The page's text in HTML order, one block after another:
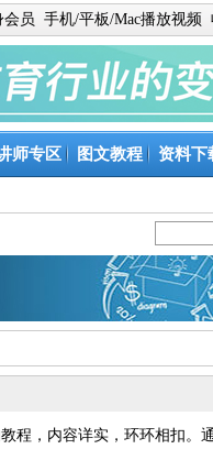
会员 手机/平板/Mac播放视频
师专区 图文教程 资料下
程，内容详实，环环相扣。